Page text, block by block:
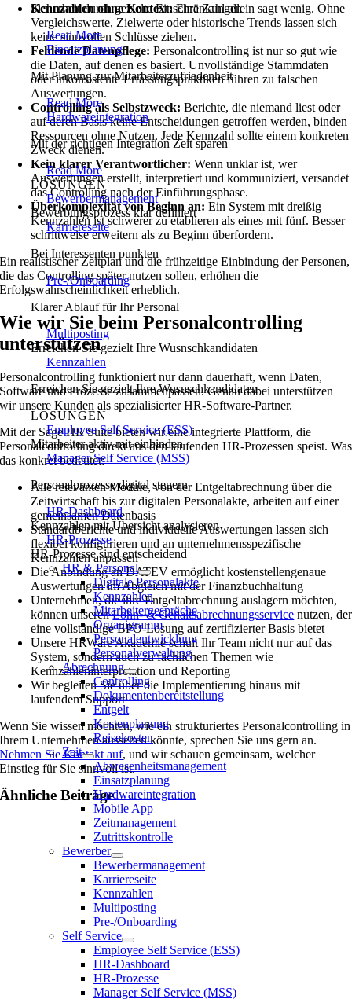
Sicherheit durch gezielte Einschränkungen
Read More
Einsatzplanung
Mit Planung zur Mitarbeiterzufriedenheit
Read More
Hardwareintegration
Mit der richtigen Integration Zeit sparen
Read More
LÖSUNGEN
Bewerbermanagement
Bewerbungsprozess klar definiert
Karriereseite
Bei Interessenten punkten
Pre-/Onboarding
Klarer Ablauf für Ihr Personal
Multiposting
Erreichen Sie gezielt Ihre Wusnschkandidaten
Kennzahlen
Erreichen Sie gezielt Ihre Wusnschkandidaten
LÖSUNGEN
Employee Self Service (ESS)
Mitarbeiter aktiv mit einbinden
Manager Self Service (MSS)
Personalprozesse digital steuern
HR-Dashboard
Kennzahlen mit Übersicht analysieren
HR-Prozesse
HR-Prozesse sind entscheidend
HR & Personal
Digitale Personalakte
Kennzahlen
Mitarbeitergespräche
Organigramm
Personalentwicklung
Personalverwaltung
Abrechnung
Controlling
Dokumentenbereitstellung
Entgelt
Kostenplanung
Reisekosten
Zeit
Abwesenheitsmanagement
Einsatzplanung
Hardwareintegration
Mobile App
Zeitmanagement
Zutrittskontrolle
Bewerber
Bewerbermanagement
Karriereseite
Kennzahlen
Multiposting
Pre-/Onboarding
Self Service
Employee Self Service (ESS)
HR-Dashboard
HR-Prozesse
Manager Self Service (MSS)
Kennzahlen ohne Kontext:Eine Zahl allein sagt wenig. Ohne
Vergleichswerte, Zielwerte oder historische Trends lassen sich
keine sinnvollen Schlüsse ziehen.
Fehlende Datenpflege: Personalcontrolling ist nur so gut wie
die Daten, auf denen es basiert. Unvollständige Stammdaten
oder inkonsistente Erfassungspraktiken führen zu falschen
Auswertungen.
Controlling als Selbstzweck: Berichte, die niemand liest oder
auf deren Basis keine Entscheidungen getroffen werden, binden
Ressourcen ohne Nutzen. Jede Kennzahl sollte einem konkreten
Zweck dienen.
Kein klarer Verantwortlicher: Wenn unklar ist, wer
Auswertungen erstellt, interpretiert und kommuniziert, versandet
das Controlling nach der Einführungsphase.
Überkomplexität von Beginn an: Ein System mit dreißig
Kennzahlen ist schwerer zu etablieren als eines mit fünf. Besser
schrittweise erweitern als zu Beginn überfordern.
Ein realistischer Zeitplan und die frühzeitige Einbindung der Personen,
die das Controlling später nutzen sollen, erhöhen die
Erfolgswahrscheinlichkeit erheblich.
Wie wir Sie beim Personalcontrolling
unterstützen
Personalcontrolling funktioniert nur dann dauerhaft, wenn Daten,
Software und Prozesse zusammenpassen. Genau dabei unterstützen
wir unsere Kunden als spezialisierter HR-Software-Partner.
Mit der Sage HR Suite bieten wir eine integrierte Plattform, die
Personalcontrolling direkt aus den laufenden HR-Prozessen speist. Was
das konkret bedeutet:
Alle relevanten Module, von der Entgeltabrechnung über die
Zeitwirtschaft bis zur digitalen Personalakte, arbeiten auf einer
gemeinsamen Datenbasis
Standardberichte und individuelle Auswertungen lassen sich
flexibel konfigurieren und an unternehmensspezifische
Kennzahlen anpassen
Die Anbindung an DATEV ermöglicht kostenstellengenaue
Auswertungen im Abgleich mit der Finanzbuchhaltung
Unternehmen, die ihre Entgeltabrechnung auslagern möchten,
können unserenLohn- & Gehaltsabrechnungsservice nutzen, der
eine vollständige BPO-Lösung auf zertifizierter Basis bietet
Unsere HRWare Akademie schult Ihr Team nicht nur auf das
System, sondern auch zu fachlichen Themen wie
Kennzahleninterpretation und Reporting
Wir begleiten Sie über die Implementierung hinaus mit
laufendem Support
Wenn Sie wissen möchten, wie ein strukturiertes Personalcontrolling in
Ihrem Unternehmen aussehen könnte, sprechen Sie uns gern an.
Nehmen Sie Kontakt auf, und wir schauen gemeinsam, welcher
Einstieg für Sie sinnvoll ist.
Ähnliche Beiträge